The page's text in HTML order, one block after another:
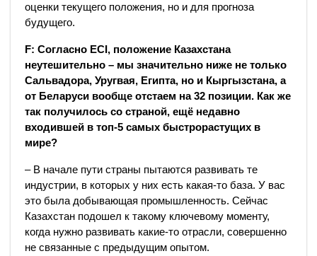
оценки текущего положения, но и для прогноза
будущего.
F: Согласно ECI, положение Казахстана
неутешительно – мы значительно ниже не только
Сальвадора, Уругвая, Египта, но и Кыргызстана, а
от Беларуси вообще отстаем на 32 позиции. Как же
так получилось со страной, ещё недавно
входившей в топ-5 самых быстрорастущих в
мире?
– В начале пути страны пытаются развивать те
индустрии, в которых у них есть какая-то база. У вас
это была добывающая промышленность. Сейчас
Казахстан подошел к такому ключевому моменту,
когда нужно развивать какие-то отрасли, совершенно
не связанные с предыдущим опытом.